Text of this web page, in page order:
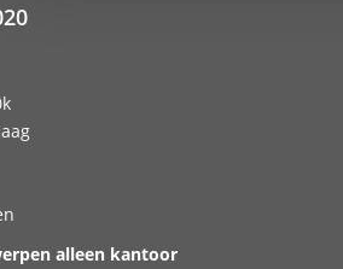
alleen kantoor